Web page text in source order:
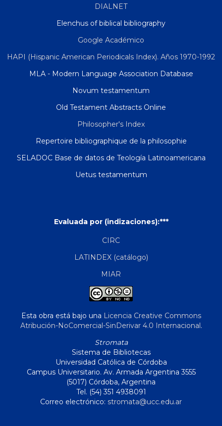
DIALNET
Elenchus of biblical bibliography
Google Académico
HAPI (Hispanic American Periodicals Index). Años 1970-1992
MLA - Modern Language Association Database
Novum testamentum
Old Testament Abstracts Online
Philosopher's Index
Repertoire bibliographique de la philosophie
SELADOC Base de datos de Teología Latinoamericana
Uetus testamentum
Evaluada por (indizaciones):***
CIRC
LATINDEX (catálogo)
MIAR
Esta obra está bajo una Licencia Creative Commons
Atribución-NoComercial-SinDerivar 4.0 Internacional.
Stromata
Sistema de Bibliotecas
Universidad Católica de Córdoba
Campus Universitario. Av. Armada Argentina 3555
(5017) Córdoba, Argentina
Tel. (54) 351 4938091
Correo electrónico: stromata@ucc.edu.ar